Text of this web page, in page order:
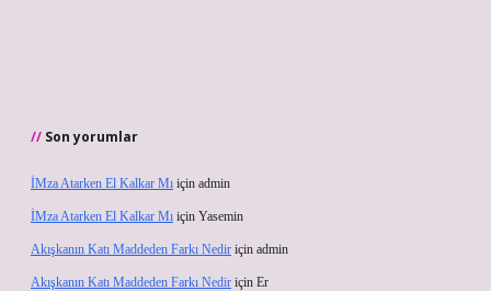
Son yorumlar
İMza Atarken El Kalkar Mı için admin
İMza Atarken El Kalkar Mı için Yasemin
Akışkanın Katı Maddeden Farkı Nedir için admin
Akışkanın Katı Maddeden Farkı Nedir için Er